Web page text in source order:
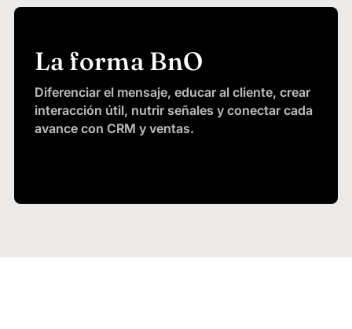
La forma BnO
Diferenciar el mensaje, educar al cliente, crear
interacción útil, nutrir señales y conectar cada
avance con CRM y ventas.